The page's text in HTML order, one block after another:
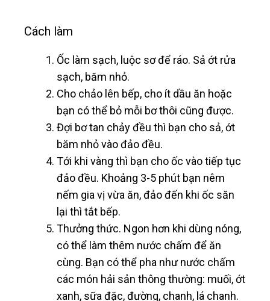
Cách làm
Ốc làm sạch, luộc sơ để ráo. Sả ớt rửa
sạch, băm nhỏ.
Cho chảo lên bếp, cho ít dầu ăn hoặc
bạn có thể bỏ mỗi bơ thôi cũng được.
Đợi bơ tan chảy đều thì bạn cho sả, ớt
băm nhỏ vào đảo đều.
Tới khi vàng thì bạn cho ốc vào tiếp tục
đảo đều. Khoảng 3-5 phút bạn nêm
nếm gia vị vừa ăn, đảo đến khi ốc săn
lại thì tắt bếp.
Thưởng thức. Ngon hơn khi dùng nóng,
có thể làm thêm nước chấm để ăn
cùng. Bạn có thể pha như nước chấm
các món hải sản thông thường: muối, ớt
xanh, sữa đặc, đường, chanh, lá chanh.